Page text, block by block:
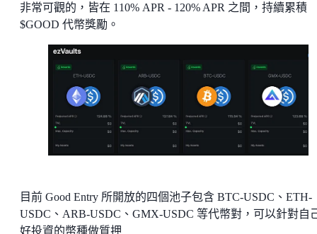
非常可觀的，皆在 110% APR - 120% APR 之間，持續累積
$GOOD 代幣獎勵。
目前 Good Entry 所開放的四個池子包含 BTC-USDC、ETH-
USDC、ARB-USDC、GMX-USDC 等代幣對，可以針對自
好投資的幣種做質押